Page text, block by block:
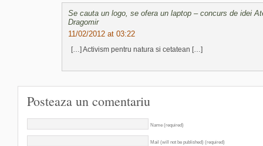
Se cauta un logo, se ofera un laptop – concurs de idei
Dragomir
11/02/2012 at 03:22
[…] Activism pentru natura si cetatean […]
Posteaza un comentariu
Name (required)
Mail (will not be published) (required)